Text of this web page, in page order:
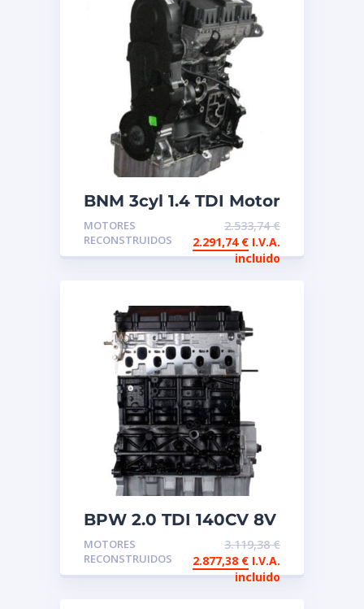
BNM 3cyl 1.4 TDI Motor
de intercambio
reconstruido
MOTORES
RECONSTRUIDOS
2.533,74€
2.291,74 € I.V.A.
incluido
BPW 2.0 TDI 140CV 8V
Motor de intercambio
reconstruido
MOTORES
RECONSTRUIDOS
3.119,38€
2.877,38 € I.V.A.
incluido